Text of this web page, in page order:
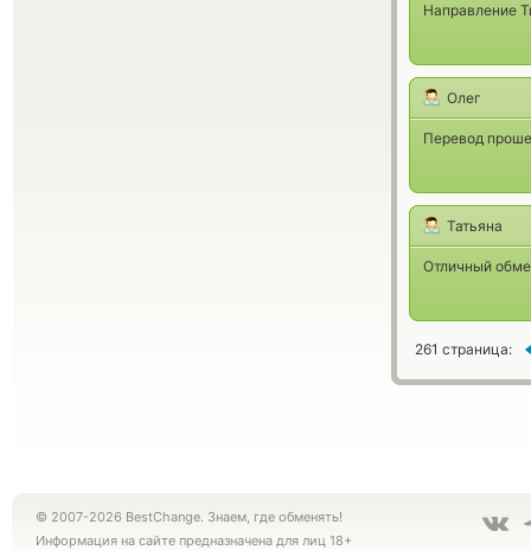
Направление
Олег
Перевод
Татьяна
Отличный
261 страница:
© 2007-2026 BestChange. Знаем, где обменять!
Информация на сайте предназначена для лиц 18+